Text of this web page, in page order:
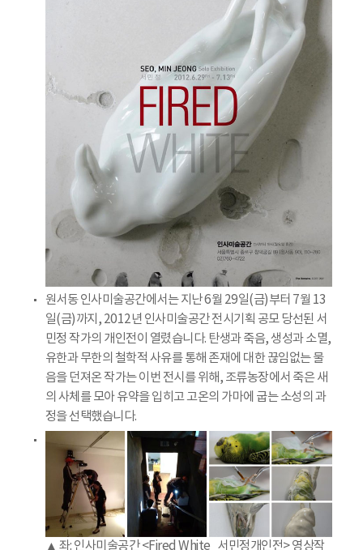
원서동 인사미술공간에서는 지난 6월 29일(금)부터 7월 13
일(금)까지, 2012년 인사미술공간 전시기획 공모 당선된 서
민정 작가의 개인전이 열렸습니다. 탄생과 죽음, 생성과 소멸,
유한과 무한의 철학적 사유를 통해 존재에 대한 끊임없는 물
음을 던져온 작가는 이번 전시를 위해, 조류농장에서 죽은 새
의 사체를 모아 유약을 입히고 고온의 가마에 굽는 소성의 과
정을 선택했습니다.
▲ 좌: 인사미술공간 <Fired White_서민정개인전> 영상작